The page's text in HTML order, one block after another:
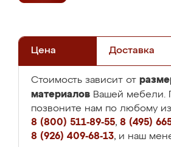
Цена Доставка
Стоимость зависит от
материалов Вашей мебели.
позвоните нам по любому
8 (800) 511-89-55, 8 (495)
8 (926) 409-68-13, и наш